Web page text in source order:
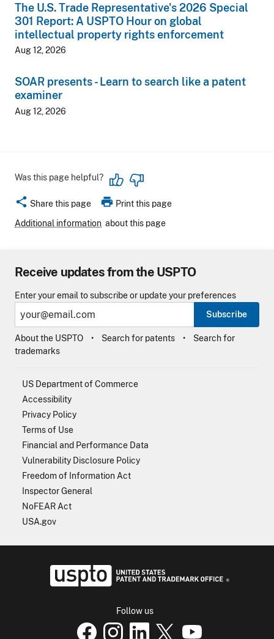
The U.S. Trade Representative's 2026 Special
301 Report: A USPTO Hour on global
intellectual property rights enforcement
Aug 12, 2026
SOAR presents - Learn to search like a patent
examiner
Aug 12, 2026
Was this page helpful?
share Share this page print Print this page
Additional information about this page
Receive updates from the USPTO
Enter your email to subscribe or update your preferences
Subscribe
About the USPTO Search for patents
Search for
trademarks
US Department of Commerce
Accessibility
Privacy Policy
Terms of Use
Financial and Performance Data
Vulnerability Disclosure Policy
Freedom of Information Act
Inspector General
NoFEAR Act
USA.gov
Follow us
USPTO Facebook page
USPTO Instagrampage
USPTO Linkedin
USPTO XUSPTO Youtube